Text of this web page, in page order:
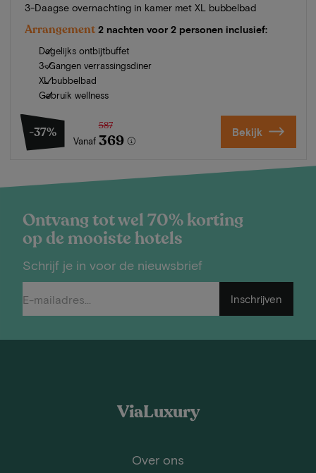
3-Daagse overnachting in kamer met XL bubbelbad
Arrangement 2 nachten voor 2 personen inclusief:
Dagelijks ontbijtbuffet
3-Gangen verrassingsdiner
XL bubbelbad
Gebruik wellness
-37%
Vanaf
587
369 Bekijk
Ontvang tot wel 70% korting
op de mooiste hotels
Schrijf je in voor de nieuwsbrief
Inschrijven
ViaLuxury
Over ons